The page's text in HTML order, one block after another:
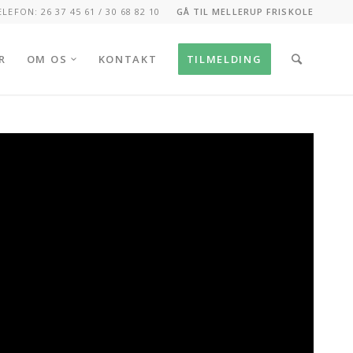
GÅ TIL MELLERUP FRISKOLE
26 37 45 61 / 30 68 82 10
OM OS KONTAKT TILMELDING